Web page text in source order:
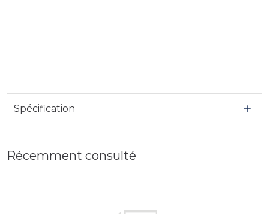
Spécification
Récemment consulté